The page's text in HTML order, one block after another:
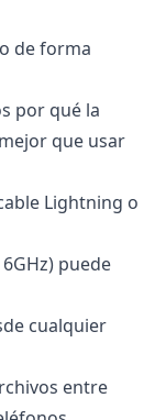
de forma
por qué la
que usar
Lightning o
puede
cualquier
entre